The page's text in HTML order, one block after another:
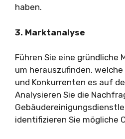
haben.
3. Marktanalyse
Führen Sie eine gründliche
um herauszufinden,
und Konkurrenten es auf
Analysieren Sie die
identifizieren Sie mögliche